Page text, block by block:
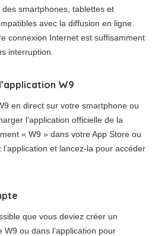
smartphones, tablettes et
avec la diffusion en ligne.
connexion Internet est suffisamment
interruption.
W9
en direct sur votre smartphone ou
l’application officielle de la
« W9 » dans votre App Store ou
et lancez-la pour accéder
que vous deviez créer un
ou dans l’application pour